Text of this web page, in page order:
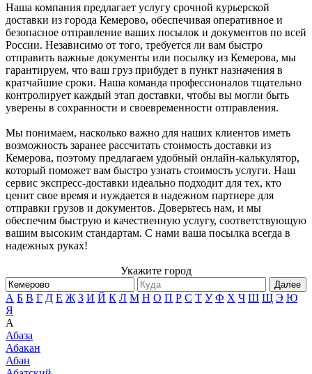
Наша компания предлагает услугу срочной курьерской
доставки из города Кемерово, обеспечивая оперативное и
безопасное отправление ваших посылок и документов по всей
России. Независимо от того, требуется ли вам быстро
отправить важные документы или посылку из Кемерова, мы
гарантируем, что ваш груз прибудет в пункт назначения в
кратчайшие сроки. Наша команда профессионалов тщательно
контролирует каждый этап доставки, чтобы вы могли быть
уверены в сохранности и своевременности отправления.
Мы понимаем, насколько важно для наших клиентов иметь
возможность заранее рассчитать стоимость доставки из
Кемерова, поэтому предлагаем удобный онлайн-калькулятор,
который поможет вам быстро узнать стоимость услуги. Наш
сервис экспресс-доставки идеально подходит для тех, кто
ценит свое время и нуждается в надежном партнере для
отправки грузов и документов. Доверьтесь нам, и мы
обеспечим быструю и качественную услугу, соответствующую
вашим высоким стандартам. С нами ваша посылка всегда в
надежных руках!
Укажите город
Далее
А Б В Г Д Е Ж З И Й К Л М Н О П Р С Т У Ф Х Ч Ш Щ Э Ю
Я
А
Абаза
Абакан
Абан